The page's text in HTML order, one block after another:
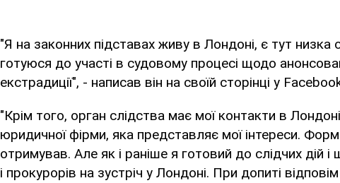
"Я на законних підставах живу в Лондоні, є тут
готуюся до участі в судовому процесі щодо
екстрадиції", - написав він на своїй сторінці у
"Крім того, орган слідства має мої контакти в
юридичної фірми, яка представляє мої інтереси.
отримував. Але як і раніше я готовий до слідчих дій
і прокурорів на зустріч у Лондоні. При допиті